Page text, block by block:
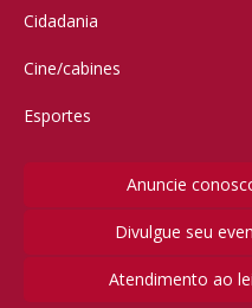
Cidadania
Cine/cabines
Esportes
Anuncie
Divulgue seu
Atendimento ao